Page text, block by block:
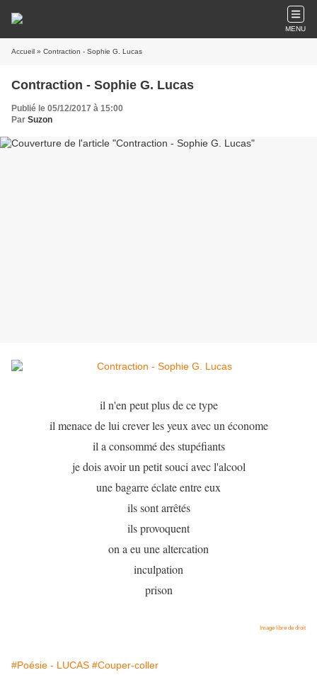
MENU
Accueil » Contraction - Sophie G. Lucas
Contraction - Sophie G. Lucas
Publié le 05/12/2017 à 15:00
Par Suzon
il n'en peut plus de ce type
il menace de lui crever les yeux avec un économe
il a consommé des stupéfiants
je dois avoir un petit souci avec l'alcool
une bagarre éclate entre eux
ils sont arrêtés
ils provoquent
on a eu une altercation
inculpation
prison
Image libre de droit
#Poésie - LUCAS #Couper-coller